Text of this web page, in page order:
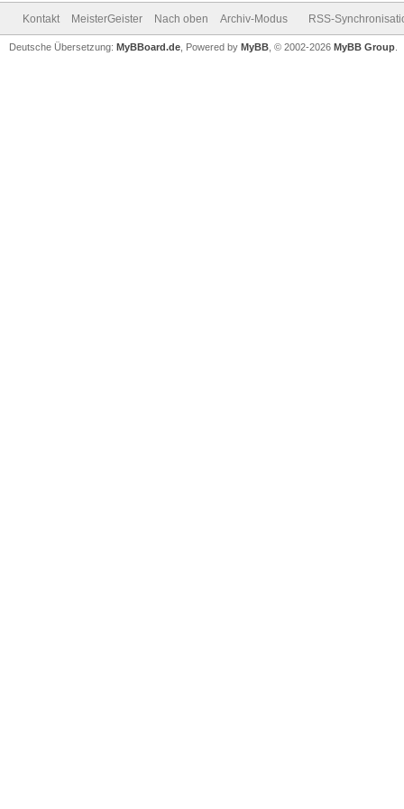
Kontakt MeisterGeister Nach oben Archiv-Modus RSS-
Deutsche Übersetzung: MyBBoard.de , Powered by MyBB , © 2002-2026 MyBB Group